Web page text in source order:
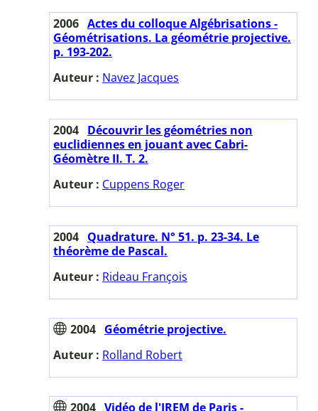
2006 Actes du colloque Algébrisations -
Géométrisations. La géométrie projective.
p. 193-202.
Auteur : Navez Jacques
2004 Découvrir les géométries non
euclidiennes en jouant avec Cabri-
Géomètre II. T. 2.
Auteur : Cuppens Roger
2004 Quadrature. N° 51. p. 23-34. Le
théorème de Pascal.
Auteur : Rideau François
2004 Géométrie projective.
Auteur : Rolland Robert
2004 Vidéo de l'IREM de Paris -